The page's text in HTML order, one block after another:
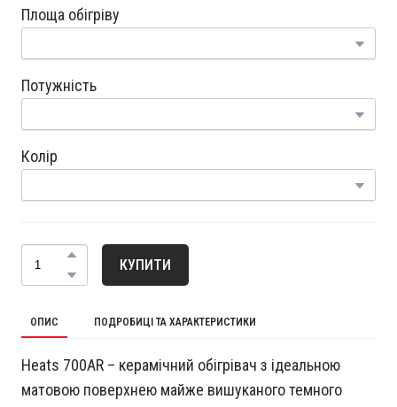
Площа обігріву
Потужність
Колір
КУПИТИ
ОПИС ПОДРОБИЦІ ТА ХАРАКТЕРИСТИКИ
Heats 700AR – керамічний обігрівач з ідеальною
матовою поверхнею майже вишуканого темного